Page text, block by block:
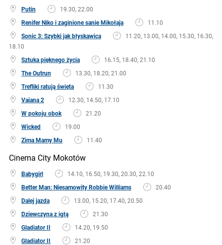
Putin
19.30, 22.00
Renifer Niko i zaginione sanie Mikołaja
11.10
Sonic 3: Szybki jak błyskawica
11.20, 13.00, 14.00, 15.30, 16.30,
18.10
Sztuka pięknego życia
16.15, 18.40, 21.10
The Outrun
13.30, 18.20, 21.00
Trefliki ratują święta
11.30
Vaiana 2
12.30, 14.50, 17.10
W pokoju obok
21.20
Wicked
19.00
Zima Mamy Mu
11.40
Cinema City Mokotów
Babygirl
14.10, 16.50, 19.30, 20.30, 22.10
Better Man: Niesamowity Robbie Williams
20.40
Dalej jazda
13.00, 15.20, 17.40, 20.50
Dziewczyna z igłą
21.30
Gladiator II
14.20, 19.50
Gladiator II
21.20